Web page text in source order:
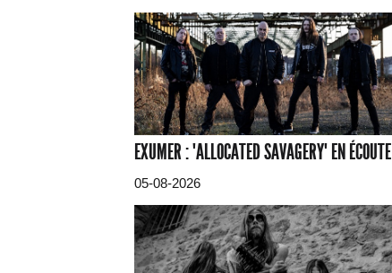
EXUMER : "ALLOCATED SAVAGERY" EN ÉCOUTE
05-08-2026